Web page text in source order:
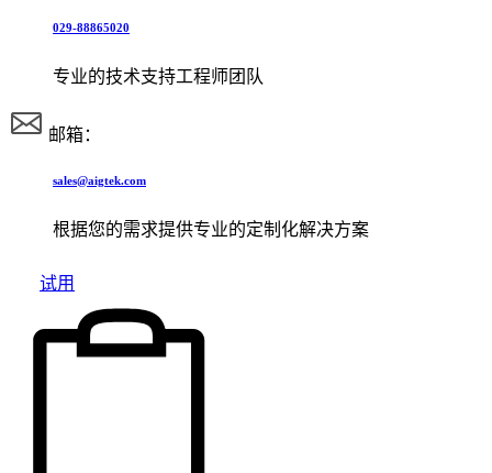
029-88865020
专业的技术支持工程师团队
邮箱：
sales@aigtek.com
根据您的需求提供专业的定制化解决方案
试用